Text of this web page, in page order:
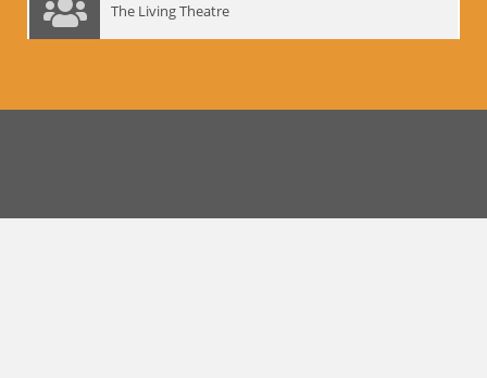
The Living Theatre